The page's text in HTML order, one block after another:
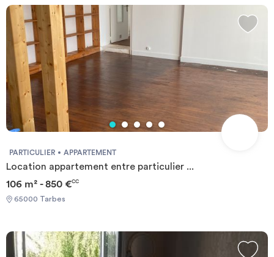
PARTICULIER APPARTEMENT
Location appartement entre particulier ...
106 m² - 850 €CC
65000 Tarbes